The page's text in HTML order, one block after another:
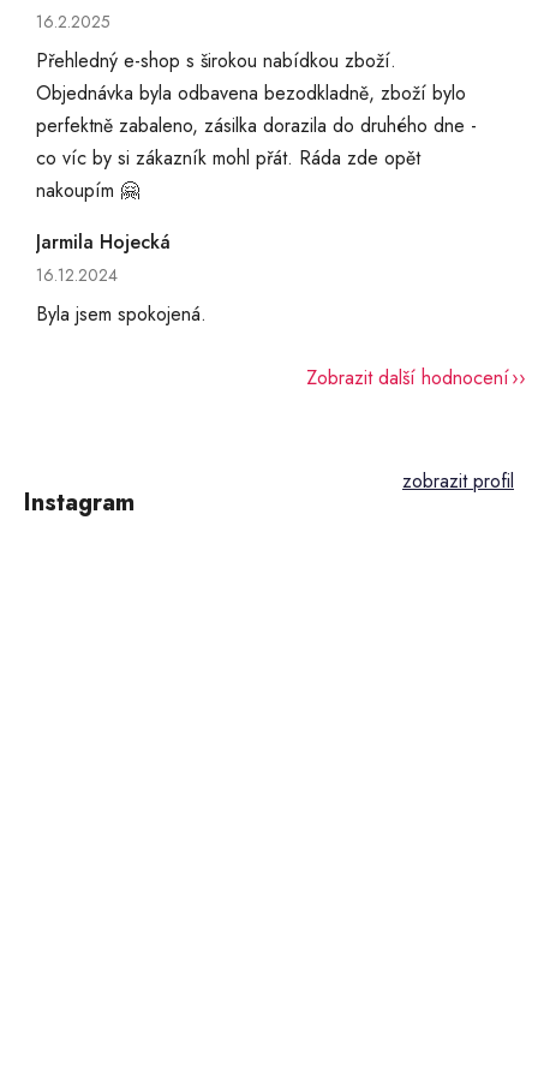
Hodnocení obchodu je 5 z 5 hvězdiček.
16.2.2025
Přehledný e-shop s širokou nabídkou zboží.
Objednávka byla odbavena bezodkladně, zboží bylo
perfektně zabaleno, zásilka dorazila do druhého dne -
co víc by si zákazník mohl přát. Ráda zde opět
nakoupím 🤗
Jarmila Hojecká
Hodnocení obchodu je 5 z 5 hvězdiček.
16.12.2024
Byla jsem spokojená.
Zobrazit další hodnocení
Instagram